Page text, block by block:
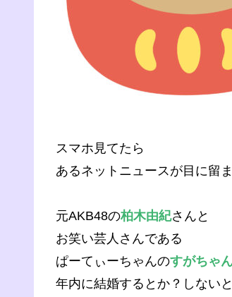
スマホ見てたら
あるネットニュースが目に留
元AKB48の柏木由紀さんと
お笑い芸人さんである
ぱーてぃーちゃんのすがちゃ
年内に結婚するとか？しない